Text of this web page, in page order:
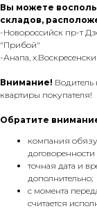
Вы можете
складов,
-Новороссийск пр-т
"Прибой"
-Анапа,
Внимание! Водитель
квартиры покупателя!
Обратите
компания
договоренности
точная дата и
дополнительно;
с момента
считается